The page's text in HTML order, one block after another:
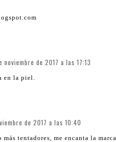
noviembre de 2017 a las 17:13
en la piel.
de 2017 a las 10:40
tentadores, me encanta la marca.